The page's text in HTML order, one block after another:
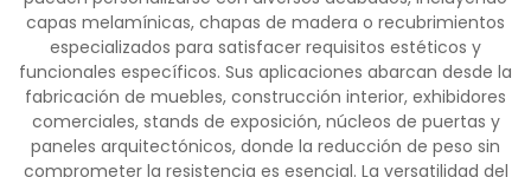
capas melamínicas, chapas de madera o recubrimientos
especializados para satisfacer requisitos estéticos y
funcionales específicos. Sus aplicaciones abarcan desde la
fabricación de muebles, construcción interior, exhibidores
comerciales, stands de exposición, núcleos de puertas y
paneles arquitectónicos, donde la reducción de peso sin
comprometer la resistencia es esencial. La versatilidad del